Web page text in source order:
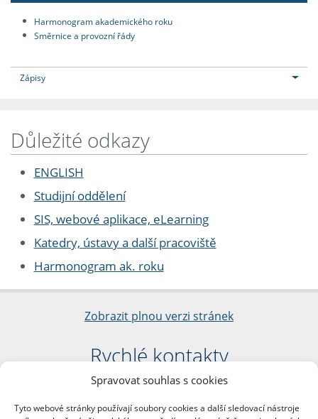
Spravovat souhlas s cookies
Tyto webové stránky používají soubory cookies a další sledovací nástroje
Harmonogram akademického roku
Směrnice a provozní řády
Zápisy
Důležité odkazy
ENGLISH
Studijní oddělení
SIS, webové aplikace, eLearning
Katedry, ústavy a další pracoviště
Harmonogram ak. roku
Zobrazit plnou verzi stránek
Rychlé kontakty
Filozofická fakulta
nám. Jana Palacha 1/2